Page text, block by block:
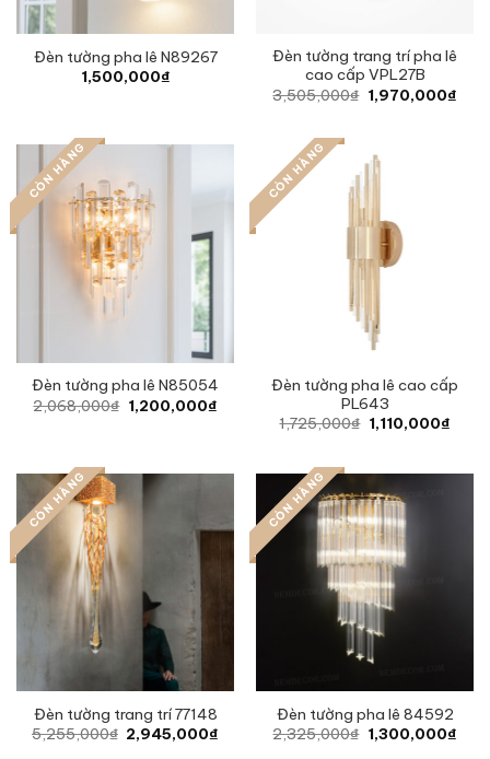
Đèn tường pha lê N89267
1,500,000₫
Đèn tường trang trí pha lê
cao cấp VPL27B
3,505,000₫ Original
price
1,970,000₫
CÒN HÀNG
Đèn tường pha lê N85054
2,068,000₫ Original
price
1,200,000₫Current
CÒN HÀNG
Đèn tường pha lê cao cấp
PL643
1,725,000₫ Original
price
1,110,000₫
CÒN HÀNG
Đèn tường trang trí 77148
5,255,000₫ Original
price
2,945,000₫
CÒN HÀNG
Đèn tường pha lê 84592
2,325,000₫ Original
price
1,300,000₫